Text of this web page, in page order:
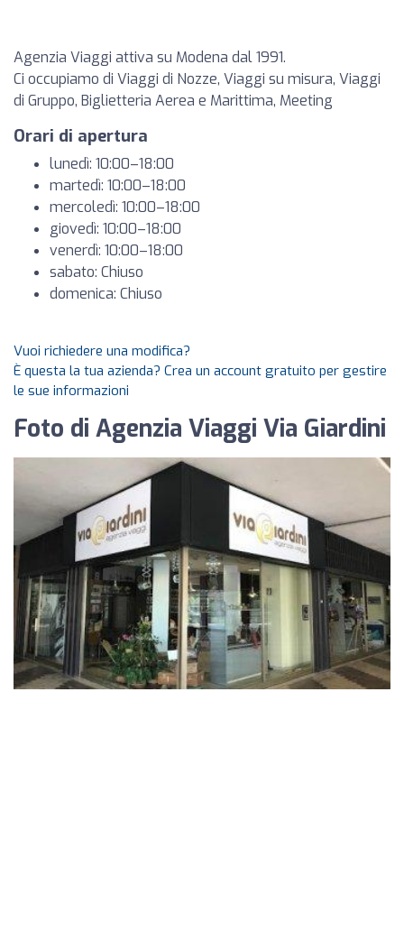
Agenzia Viaggi attiva su Modena dal 1991.
Ci occupiamo di Viaggi di Nozze, Viaggi su misura, Viaggi
di Gruppo, Biglietteria Aerea e Marittima, Meeting
Orari di apertura
lunedì: 10:00–18:00
martedì: 10:00–18:00
mercoledì: 10:00–18:00
giovedì: 10:00–18:00
venerdì: 10:00–18:00
sabato: Chiuso
domenica: Chiuso
Vuoi richiedere una modifica?
È questa la tua azienda? Crea un account gratuito per gestire
le sue informazioni
Foto di Agenzia Viaggi Via Giardini